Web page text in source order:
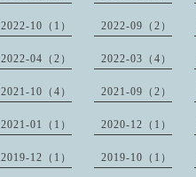
2022-10（1） 2022-09（2）
2022-04（2） 2022-03（4）
2021-10（4） 2021-09（2）
2021-01（1） 2020-12（1）
2019-12（1） 2019-10（1）